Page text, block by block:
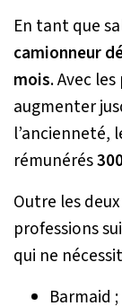
En tant que
camionneur
mois. Avec
augmenter
l’ancienneté,
rémunérés
Outre les
professions
qui ne
Barmaid ;